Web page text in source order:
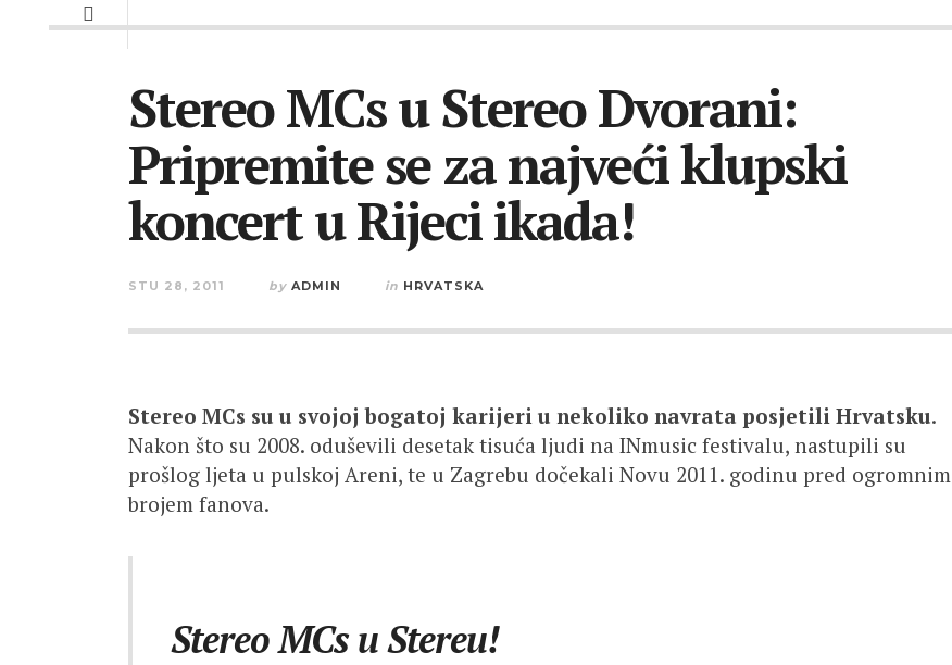
Stereo MCs u Stereo Dvorani:
Pripremite se za najveći klupski
koncert u Rijeci ikada!
STU 28, 2011 by ADMIN in HRVATSKA
Stereo MCs su u svojoj bogatoj karijeri u nekoliko navrata posjetili Hrvatsku.
Nakon što su 2008. oduševili desetak tisuća ljudi na INmusic festivalu, nastupili su
prošlog ljeta u pulskoj Areni, te u Zagrebu dočekali Novu 2011. godinu pred ogromnim
brojem fanova.
Stereo MCs u Stereu!